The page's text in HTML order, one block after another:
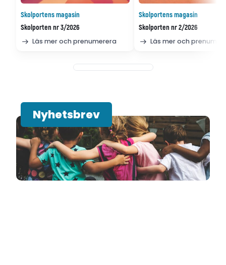
Skolportens magasin
Skolporten nr 3/2026
Läs mer och prenumerera
Skolportens magasin
Skolporten nr 2/2026
Läs mer och
Nyhetsbrev